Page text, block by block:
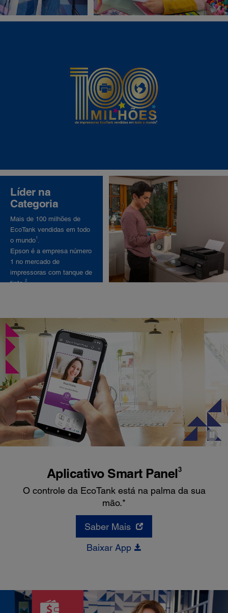
Líder na
Categoria
Mais de 100 milhões de
EcoTank vendidas em todo
o mundo1 .
Epson é a empresa número
1 no mercado de
impressoras com tanque de
tinta.2.
Aplicativo Smart Panel3
O controle da EcoTank está na palma da sua
mão.*
Saber Mais
Baixar App